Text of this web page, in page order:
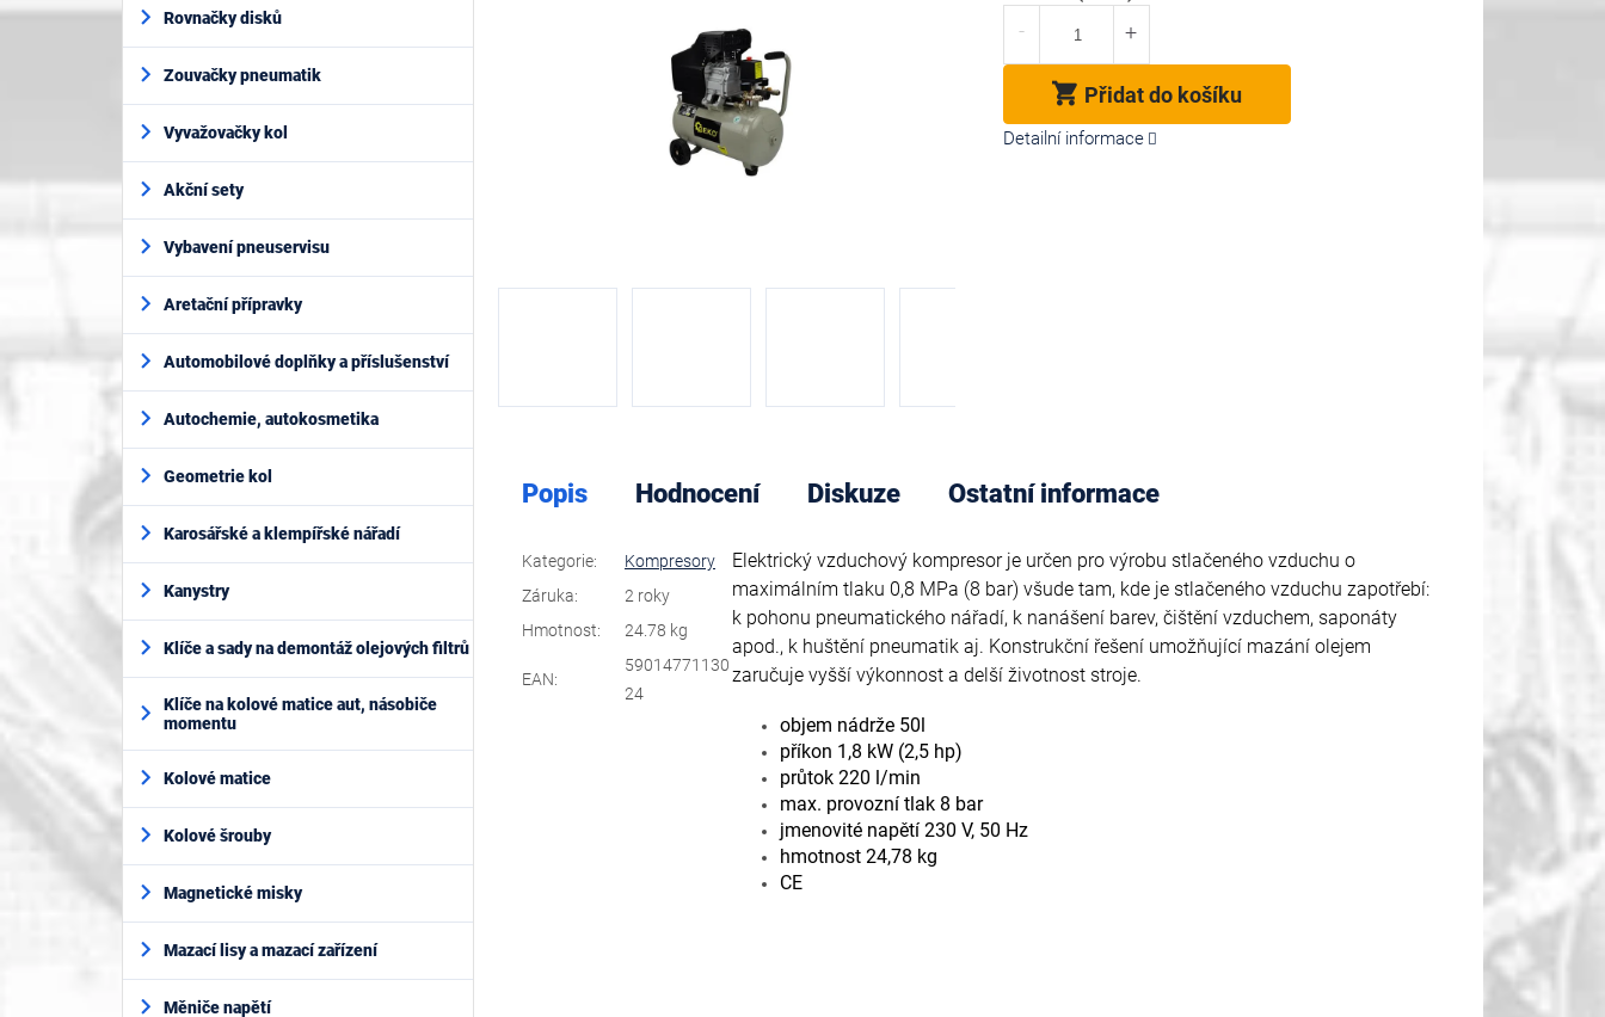
í
e
Rovnačky disků
Zouvačky pneumatik
Vyvažovačky kol
Akční sety
Vybavení pneuservisu
Aretační přípravky
Automobilové doplňky a příslušenství
Autochemie, autokosmetika
Geometrie kol
Karosářské a klempířské nářadí
Kanystry
Klíče a sady na demontáž olejových filtrů
Klíče na kolové matice aut, násobiče
momentu
Kolové matice
Kolové šrouby
Magnetické misky
Mazací lisy a mazací zařízení
Měniče napětí
Přidat do košíku
Detailní informace
Popis Hodnocení Diskuze Ostatní informace
Elektrický vzduchový kompresor je určen pro výrobu stlačeného vzduchu o
maximálním tlaku 0,8 MPa (8 bar) všude tam, kde je stlačeného vzduchu zapotřebí:
k pohonu pneumatického nářadí, k nanášení barev, čištění vzduchem, saponáty
apod., k huštění pneumatik aj. Konstrukční řešení umožňující mazání olejem
zaručuje vyšší výkonnost a delší životnost stroje.
objem nádrže 50l
příkon 1,8 kW (2,5 hp)
průtok 220 l/min
max. provozní tlak 8 bar
jmenovité napětí 230 V, 50 Hz
hmotnost 24,78 kg
CE
Kategorie:
Kompresory
Záruka:
2 roky
Hmotnost: 24.78 kg
EAN:
59014771130
24